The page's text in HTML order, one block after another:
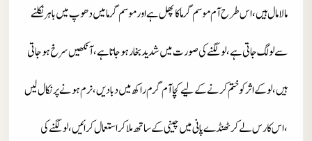
مالا مال ہیں ، اس طرح آم موسم گرما کا پھل ہے اور موسم گرما میں دھوپ میں باہر نکلنے
سے لو لگ جاتی ہے ، لو لگنے کی صورت میں شدید بخار ہو جاتا ہے ، آنکھیں سرخ ہو جاتی
ہیں ، لو کے اثر کو ختم کرنے کے لیے کچا آم گرم راکھ میں دبا دیں ، نرم ہونے پر نکال لیں
، اس کا رس لے کر ٹھنڈے پانی میں چینی کے ساتھ ملا کر استعمال کرائیں ، لو لگنے کی